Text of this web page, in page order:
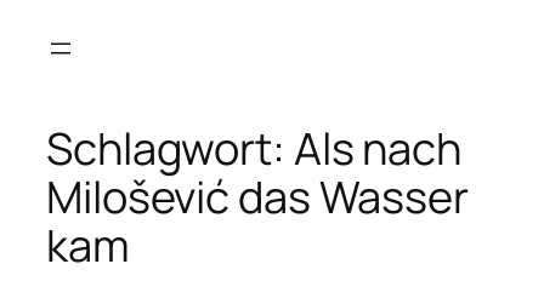
Inhalt
Schlagwort: Als nach
Milošević das Wasser
kam